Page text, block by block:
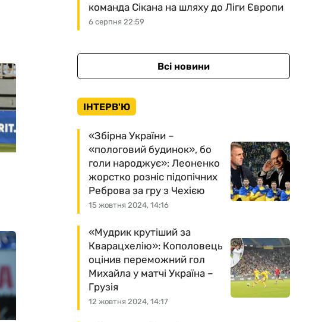
6 серпня 22:59
команда Сікана на шляху до Ліги Європи
Всі новини
ІНТЕРВ'Ю
15 жовтня 2024, 14:16
«Збірна України –
«пологовий будинок», бо
голи народжує»: Леоненко
жорстко розніс підопічних
Реброва за гру з Чехією
12 жовтня 2024, 14:17
«Мудрик крутіший за
Кварацхелію»: Кополовець
оцінив переможний гол
Михайла у матчі Україна –
Грузія